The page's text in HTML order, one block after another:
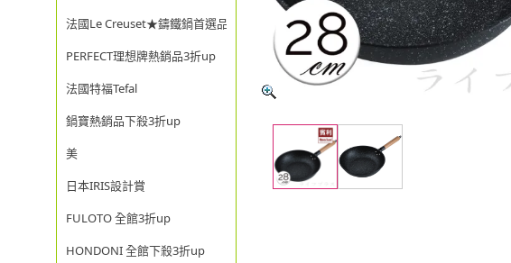
法國Le Creuset★鑄鐵鍋首選品牌
PERFECT理想牌熱銷品3折up
法國特福Tefal
鍋寶熱銷品下殺3折up
美
日本IRIS設計賞
FULOTO 全館3折up
HONDONI 全館下殺3折up